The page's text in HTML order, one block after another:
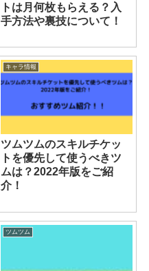
トは月何枚もらえる？入
手方法や裏技について！
キャラ情報
ツムツムのスキルチケッ
トを優先して使うべきツ
ムは？2022年版をご紹
介！
ツムツム